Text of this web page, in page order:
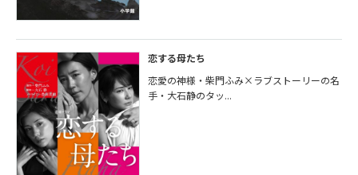
恋する母たち
恋愛の神様・柴門ふみ×ラブストーリーの名
手・大石静のタッ...